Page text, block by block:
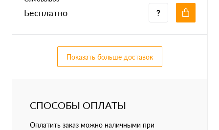
Бесплатно
Показать больше доставок
СПОСОБЫ ОПЛАТЫ
Оплатить заказ можно наличными при